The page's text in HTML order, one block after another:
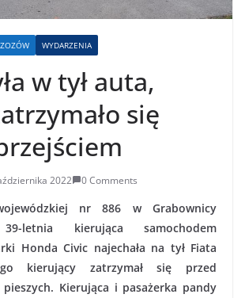
WYDARZENIA
w tył auta,
się
2022 0 Comments
nr 886 w Grabownicy
letnia kierująca samochodem
Honda Civic najechała na tył Fiata
kierujący zatrzymał się przed
Kierująca i pasażerka pandy